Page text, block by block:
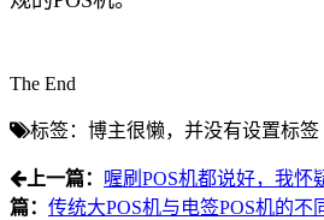
The End
标签：博主很懒，并没有设置标签
上一篇： 喔刷POS机都说好，我怀
篇： 传统大POS机与电签POS机的不